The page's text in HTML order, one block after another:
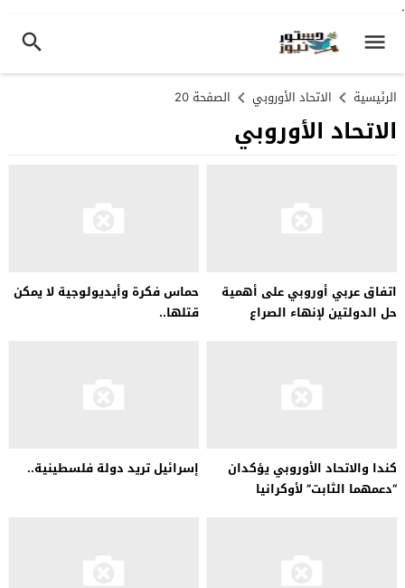
.
الرئيسية الاتحاد الأوروبي الصفحة 20
الاتحاد الأوروبي
اتفاق عربي أوروبي على أهمية
حل الدولتين لإنهاء الصراع
حماس فكرة وأيديولوجية لا يمكن
قتلها..
كندا والاتحاد الأوروبي يؤكدان
“دعمهما الثابت” لأوكرانيا
إسرائيل تريد دولة فلسطينية..